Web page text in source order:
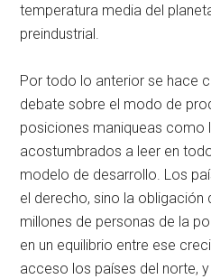
temperatura media del
preindustrial.
Por todo lo anterior se hace
debate sobre el modo de
posiciones maniqueas como
acostumbrados a leer en
modelo de desarrollo. Los
el derecho, sino la obligación
millones de personas de la
en un equilibrio entre ese
acceso los países del norte,